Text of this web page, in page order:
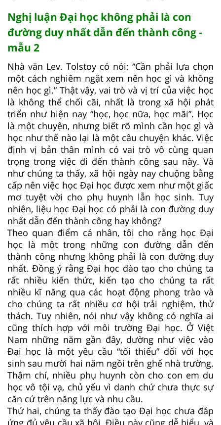
Nghị luận Đại học không phải là con
đường duy nhất dẫn đến thành công -
mẫu 2
Nhà văn Lev. Tolstoy có nói: “Cần phải lựa chọn
một cách nghiêm ngặt xem nên học gì và không
nên học gì.” Thật vậy, vai trò và vị trí của việc học
là không thể chối cãi, nhất là trong xã hội phát
triển như hiện nay “học, học nữa, học mãi”. Học
là một chuyện, nhưng biết rõ mình cần học gì và
học như thế nào lại là một câu chuyện khác. Việc
định vị bản thân mình có vai trò vô cùng quan
trọng trong việc đi đến thành công sau này. Và
như chúng ta thấy, xã hội ngày nay chuộng bằng
cấp nên việc học Đại học được xem như một giấc
mơ tuyệt vời cho phụ huynh lẫn học sinh. Tuy
nhiên, liệu học Đại học có phải là con đường duy
nhất dẫn đến thành công hay không?
Theo quan điểm cá nhân, tôi cho rằng học Đại
học là một trong những con đường dẫn đến
thành công nhưng không phải là con đường duy
nhất. Đồng ý rằng Đại học đào tạo cho chúng ta
rất nhiều kiến thức, kiến tạo cho chúng ta rất
nhiều kĩ năng qua các hoạt động phong trào và
cho chúng ta rất nhiều cơ hội trải nghiệm, thử
thách. Tuy nhiên, nói như vậy không có nghĩa ai
cũng thích hợp với môi trường Đại học. Ở Việt
Nam những năm gần đây, dường như việc vào
Đại học là một yêu cầu “tối thiểu” đối với học
sinh sau mười hai năm ngồi trên ghế nhà trường.
Thậm chí, nhiều phụ huynh còn cho con em du
học vô tội vạ, chủ yếu vì danh chứ chưa thực sự
căn cứ trên năng lực và nhu cầu.
Thứ hai, chúng ta thấy đào tạo Đại học chưa đáp
ứng đủ yêu cầu xã hội. Điều này cũng dễ hiểu, và